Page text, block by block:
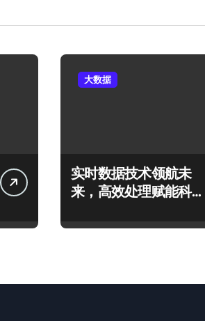
大数据
实时数据技术领航未
来，高效处理赋能科技